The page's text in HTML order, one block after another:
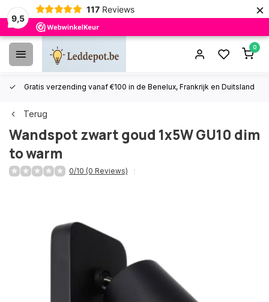
9,5
117 Reviews ×
0
Gratis verzending vanaf €100 in de Benelux, Frankrijk en Duitsland
Terug
Wandspot zwart goud 1x5W GU10 dim
to warm
0/10 (0 Reviews)